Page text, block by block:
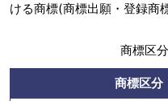
ける商標(商標出願・登録商
商標区
商標区分